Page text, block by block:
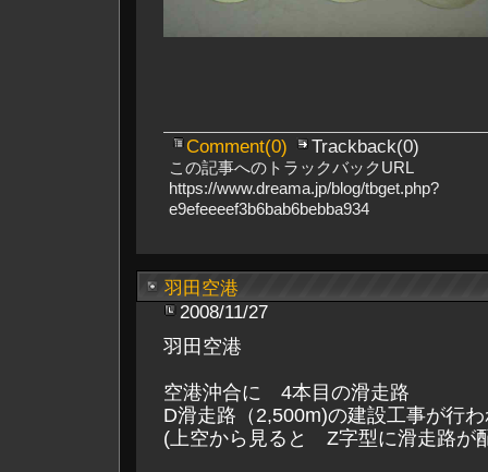
Comment(0) Trackback(0)
この記事へのトラックバックURL
https://www.dreama.jp/blog/tbget.php?
e9efeeeef3b6bab6bebba934
羽田空港
2008/11/27
羽田空港
空港沖合に 4本目の滑走路
D滑走路（2,500m)の建設工事が行
(上空から見ると Z字型に滑走路が